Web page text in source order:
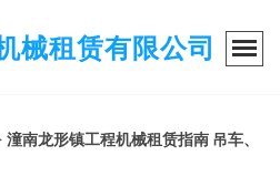
械租赁有限公司
潼南龙形镇工程机械租赁指南 吊车、